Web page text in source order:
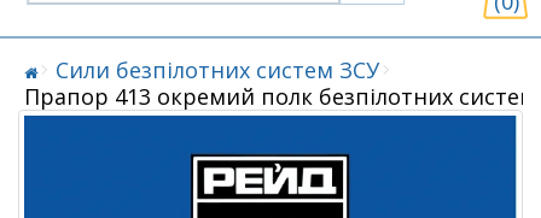
Сили безпілотних систем ЗСУ
Прапор 413 окремий полк безпілотних